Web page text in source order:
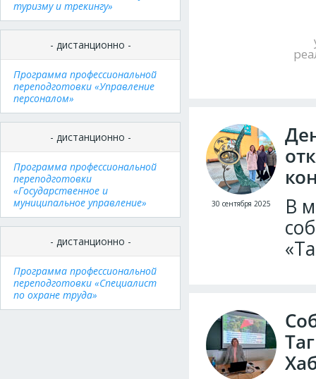
туризму и трекингу»
- дистанционно -
Программа профессиональной
переподготовки «Управление
персоналом»
- дистанционно -
Программа профессиональной
переподготовки
«Государственное и
муниципальное управление»
- дистанционно -
Программа профессиональной
переподготовки «Специалист
по охране труда»
В
30 сентября 2025